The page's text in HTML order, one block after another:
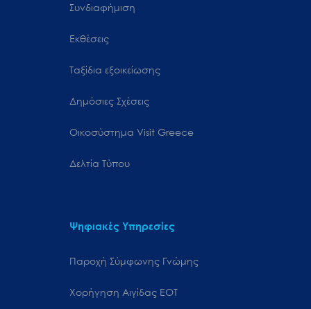
Συνδιαφήμιση
Εκθέσεις
Ταξίδια εξοικείωσης
Δημόσιες Σχέσεις
Oικοσύστημα Visit Greece
Δελτία Τύπου
Ψηφιακές Υπηρεσίες
Παροχή Σύμφωνης Γνώμης
Χορήγηση Αιγίδας ΕΟΤ